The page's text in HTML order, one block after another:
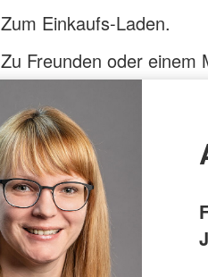
Zum Einkaufs-Laden.
Zu Freunden oder einem